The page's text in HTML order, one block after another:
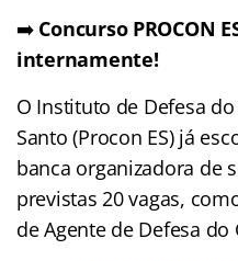
➡️ Concurso PROCON
internamente!
O Instituto de Defesa
Santo (Procon ES) já
banca organizadora de
previstas 20 vagas,
de Agente de Defesa